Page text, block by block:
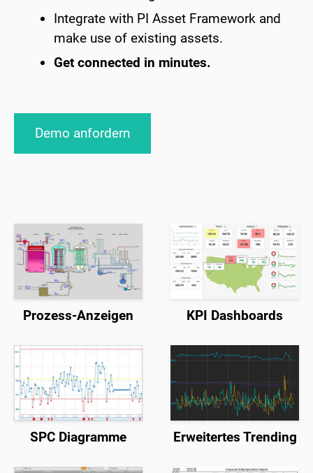
Integrate with PI Asset Framework and
make use of existing assets.
Get connected in minutes.
Demo anfordern
Prozess-Anzeigen KPI Dashboards
SPC Diagramme Erweitertes Trending